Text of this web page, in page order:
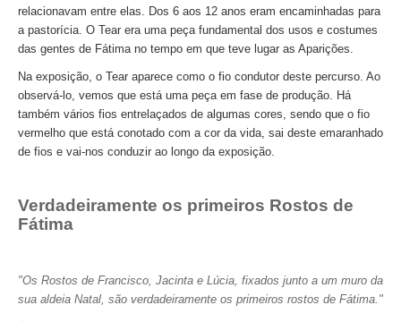
Experiências
Workshop Tapete de Arraiolos
de Lisboa a Coimbra com drop-off no Porto
de Lisboa a Aveiro e Ílhavo, drop-off em Aveiro
de Lisboa a Óbidos, Nazaré e Fátima com drop-off no Porto
Caminhos de Portugal
Caminhos da Fé > 2 dias
História, Sol e Mar > 6 dias
relacionavam entre elas. Dos 6 aos 12 anos eram encaminhadas para
a pastorícia. O Tear era uma peça fundamental dos usos e costumes
das gentes de Fátima no tempo em que teve lugar as Aparições.
Na exposição, o Tear aparece como o fio condutor deste percurso. Ao
observá-lo, vemos que está uma peça em fase de produção. Há
também vários fios entrelaçados de algumas cores, sendo que o fio
vermelho que está conotado com a cor da vida, sai deste emaranhado
de fios e vai-nos conduzir ao longo da exposição.
Verdadeiramente os primeiros Rostos de
Fátima
"Os Rostos de Francisco, Jacinta e Lúcia, fixados junto a um muro da
sua aldeia Natal, são verdadeiramente os primeiros rostos de Fátima."